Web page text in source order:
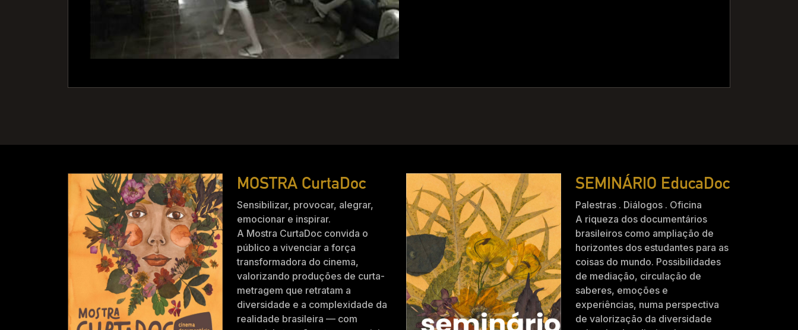
MOSTRA CurtaDoc
Sensibilizar, provocar, alegrar,
emocionar e inspirar.
A Mostra CurtaDoc convida o
público a vivenciar a força
transformadora do cinema,
valorizando produções de curta-
metragem que retratam a
diversidade e a complexidade da
realidade brasileira — com
SEMINÁRIO EducaDoc
Palestras . Diálogos . Oficina
A riqueza dos documentários
brasileiros como ampliação de
horizontes dos estudantes para as
coisas do mundo. Possibilidades
de mediação, circulação de
saberes, emoções e
experiências, numa perspectiva
de valorização da diversidade